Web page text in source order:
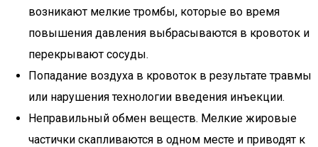
возникают мелкие тромбы, которые во время
повышения давления выбрасываются в кровоток и
перекрывают сосуды.
Попадание воздуха в кровоток в результате травмы
или нарушения технологии введения инъекции.
Неправильный обмен веществ. Мелкие жировые
частички скапливаются в одном месте и приводят к